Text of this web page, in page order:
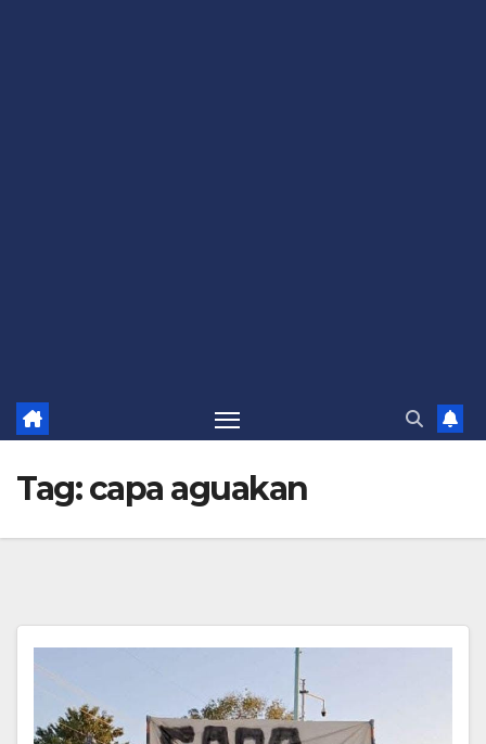
Tag:capa aguakan